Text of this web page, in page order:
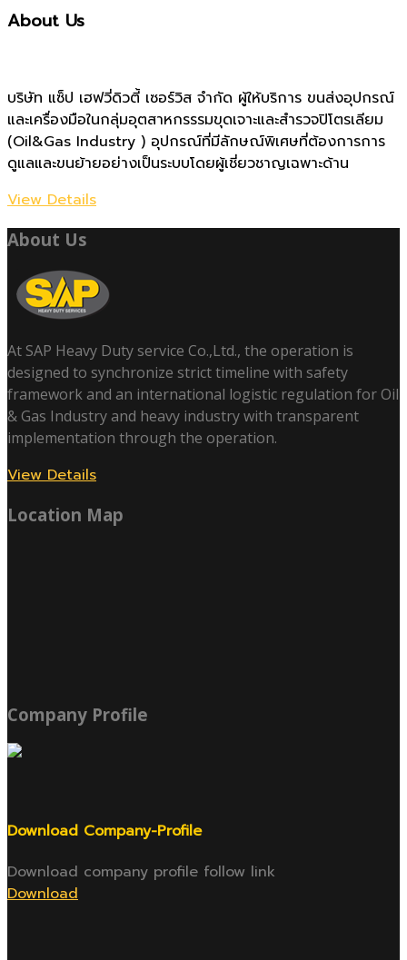
About Us
บริษัท แซ็ป เฮฟวี่ดิวตี้ เซอร์วิส จำกัด ผู้ให้บริการ ขนส่งอุปกรณ์
และเครื่องมือในกลุ่มอุตสาหกรรรมขุดเจาะและสำรวจปิโตรเลียม
(Oil&Gas Industry ) อุปกรณ์ที่มีลักษณ์พิเศษที่ต้องการการ
ดูแลและขนย้ายอย่างเป็นระบบโดยผู้เชี่ยวชาญเฉพาะด้าน
View Details
About Us
At SAP Heavy Duty service Co.,Ltd., the operation is
designed to synchronize strict timeline with safety
framework and an international logistic regulation for Oil
& Gas Industry and heavy industry with transparent
implementation through the operation.
View Details
Location Map
Company Profile
Download Company-Profile
Download company profile follow link
Download